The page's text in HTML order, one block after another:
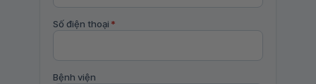
Số điện thoại *
Bệnh viện